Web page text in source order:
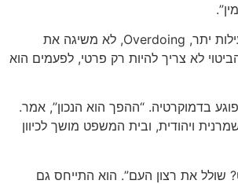
בהמשך השיחה התייחס בוארון גם לגל החקיקה הרחב ולחוקים נוספים שמעוררים ביקורת ציבורית, ובהם חוק המזוזות. לדבריו, יש מקום לזהירות. “לפעמים פעילות יתר, Overdoing, לא משיגה את
לא צריך להיות רק פרטי, לפעמים הוא
בדמוקרטיה. “ההפך הוא הנכון”, אמר.
ויהודית, ובית המשפט מושך לכיוון
הרוב. מה עושה בית המשפט? שולל את רצון העם”. הוא התייחס גם